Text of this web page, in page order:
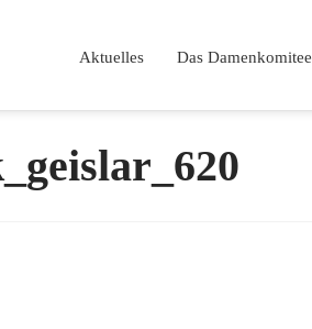
Aktuelles Das Damenkomitee